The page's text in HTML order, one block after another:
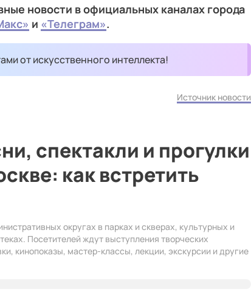
новости в официальных каналах города
и «Телеграм».
от искусственного интеллекта!
Источник новости
спектакли и прогулки
как встретить
округах в парках и скверах, культурных и
Посетителей ждут выступления творческих
кинопоказы, мастер-классы, лекции, экскурсии и другие